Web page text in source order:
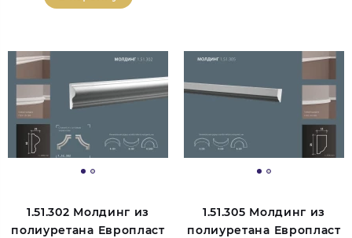
1.51.302 Молдинг из
полиуретана Европласт
1.51.305 Молдинг из
полиуретана Европласт